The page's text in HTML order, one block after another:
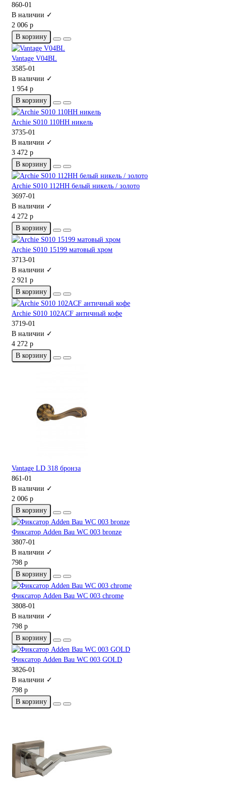
860-01
В наличии ✓
2 006 р
В корзину
Vantage V04BL
3585-01
В наличии ✓
1 954 р
В корзину
Archie S010 110HH никель
3735-01
В наличии ✓
3 472 р
В корзину
Archie S010 112HH белый никель / золото
3697-01
В наличии ✓
4 272 р
В корзину
Archie S010 15199 матовый хром
3713-01
В наличии ✓
2 921 р
В корзину
Archie S010 102ACF античный кофе
3719-01
В наличии ✓
4 272 р
В корзину
Vantage LD 318 бронза
861-01
В наличии ✓
2 006 р
В корзину
Фиксатор Adden Bau WC 003 bronze
3807-01
В наличии ✓
798 р
В корзину
Фиксатор Adden Bau WC 003 chrome
3808-01
В наличии ✓
798 р
В корзину
Фиксатор Adden Bau WC 003 GOLD
3826-01
В наличии ✓
798 р
В корзину